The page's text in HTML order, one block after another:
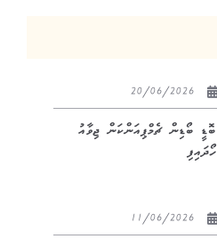
ބޮޑީ ބޯޑިން ޗެމްޕިއަންކަން ޖިވާއު
ހޯދައިފި